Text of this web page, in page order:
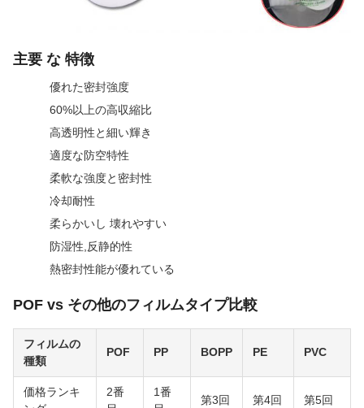
主要 な 特徴
優れた密封強度
60%以上の高収縮比
高透明性と細い輝き
適度な防空特性
柔軟な強度と密封性
冷却耐性
柔らかいし 壊れやすい
防湿性,反静的性
熱密封性能が優れている
POF vs その他のフィルムタイプ比較
フィルムの
種類
POF PP BOPP PE PVC
価格ランキ
2番
1番
第3回 第4回 第5回